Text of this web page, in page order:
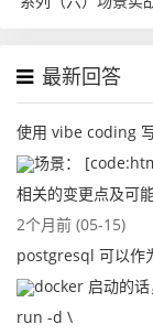
最新回答
使用 vibe coding
场景：
相关的变更点及可
2个月前 (05-15)
postgresql 可以作
docker 启动的
run -d \